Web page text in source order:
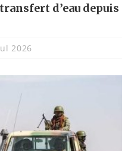
d’eau depuis
2026